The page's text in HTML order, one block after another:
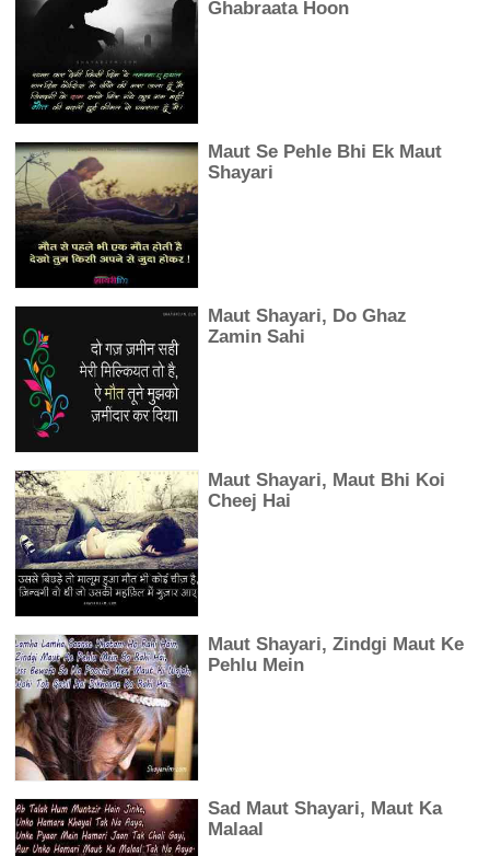
Ghabraata Hoon
Maut Se Pehle Bhi Ek Maut
Shayari
Maut Shayari, Do Ghaz
Zamin Sahi
Maut Shayari, Maut Bhi Koi
Cheej Hai
Maut Shayari, Zindgi Maut Ke
Pehlu Mein
Sad Maut Shayari, Maut Ka
Malaal